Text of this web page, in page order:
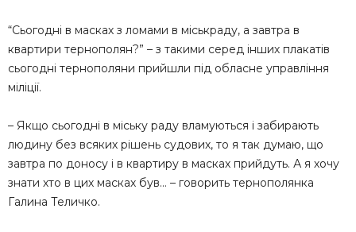
“Сьогодні в масках з ломами в міськраду, а завтра в
квартири тернополян?” – з такими серед інших плакатів
сьогодні тернополяни прийшли під обласне управління
міліції.
– Якщо сьогодні в міську раду вламуються і забирають
людину без всяких рішень судових, то я так думаю, що
завтра по доносу і в квартиру в масках прийдуть. А я хочу
знати хто в цих масках був… – говорить тернополянка
Галина Теличко.